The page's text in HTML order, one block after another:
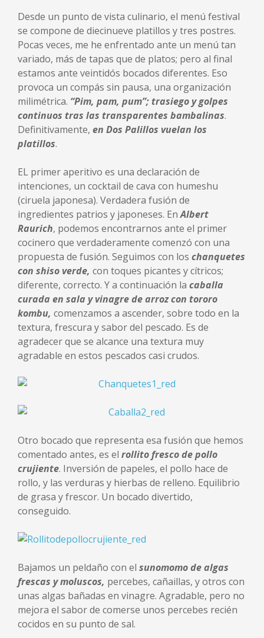
Desde un punto de vista culinario, el menú festival
se compone de diecinueve platillos y tres postres.
Pocas veces, me he enfrentado ante un menú tan
variado, más de tapas que de platos; pero al final
estamos ante veintidós bocados diferentes. Eso
provoca un compás sin pausa, una organización
milimétrica. “Pim, pam, pum”; trasiego y golpes
continuos tras las transparentes bambalinas.
Definitivamente, en Dos Palillos vuelan los
platillos.
EL primer aperitivo es una declaración de
intenciones, un cocktail de cava con humeshu
(ciruela japonesa). Verdadera fusión de
ingredientes patrios y japoneses. EnAlbert
Raurich, podemos encontrarnos ante el primer
cocinero que verdaderamente comenzó con una
propuesta de fusión. Seguimos con los chanquetes
con shiso verde, con toques picantes y cítricos;
diferente, correcto. Y a continuación la caballa
curada en sala y vinagre de arroz con tororo
kombu, comenzamos a ascender, sobre todo en la
textura, frescura y sabor del pescado. Es de
agradecer que se alcance una textura muy
agradable en estos pescados casi crudos.
Otro bocado que representa esa fusión que hemos
comentado antes, es el rollito fresco de pollo
crujiente. Inversión de papeles, el pollo hace de
rollo, y las verduras y hierbas de relleno. Equilibrio
de grasa y frescor. Un bocado divertido,
conseguido.
Bajamos un peldaño con el sunomomo de algas
frescas y moluscos, percebes, cañaillas, y otros con
unas algas bañadas en vinagre. Agradable, pero no
mejora el sabor de comerse unos percebes recién
cocidos en su punto de sal.